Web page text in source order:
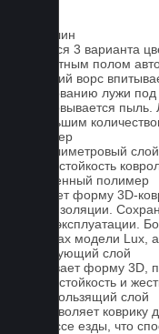
Ковролин
Имеется 3 варианта
со штатным полом
Короткий ворс
образованию лужи
образовывается
небольшим
Полимер
1-миллиметровый
износостойкость
Вспененный полимер
Придает форму 3D-
теплоизоляции.
срока эксплуатации.
ковриках модели Lux,
Армирующий слой
Усиливает форму 3D,
износостойкость и
Антискользящий слой
Не позволяет коврику
процессе езды, что